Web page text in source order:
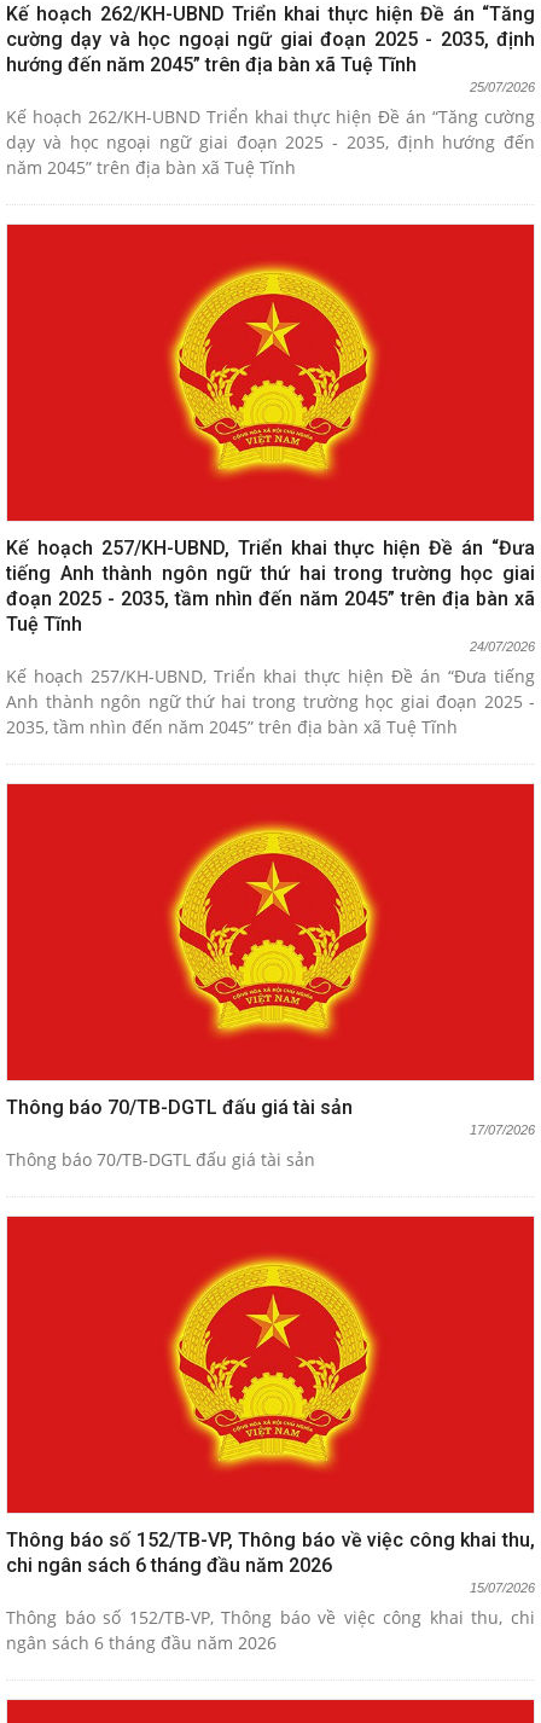
Kế hoạch 262/KH-UBND Triển khai thực hiện Đề án “Tăng
cường dạy và học ngoại ngữ giai đoạn 2025 - 2035, định
hướng đến năm 2045” trên địa bàn xã Tuệ Tĩnh
25/07/2026
Kế hoạch 262/KH-UBND Triển khai thực hiện Đề án “Tăng cường
dạy và học ngoại ngữ giai đoạn 2025 - 2035, định hướng đến
năm 2045” trên địa bàn xã Tuệ Tĩnh
Kế hoạch 257/KH-UBND, Triển khai thực hiện Đề án “Đưa
tiếng Anh thành ngôn ngữ thứ hai trong trường học giai
đoạn 2025 - 2035, tầm nhìn đến năm 2045” trên địa bàn xã
Tuệ Tĩnh
24/07/2026
Kế hoạch 257/KH-UBND, Triển khai thực hiện Đề án “Đưa tiếng
Anh thành ngôn ngữ thứ hai trong trường học giai đoạn 2025 -
2035, tầm nhìn đến năm 2045” trên địa bàn xã Tuệ Tĩnh
Thông báo 70/TB-DGTL đấu giá tài sản
17/07/2026
Thông báo 70/TB-DGTL đấu giá tài sản
Thông báo số 152/TB-VP, Thông báo về việc công khai thu,
chi ngân sách 6 tháng đầu năm 2026
15/07/2026
Thông báo số 152/TB-VP, Thông báo về việc công khai thu, chi
ngân sách 6 tháng đầu năm 2026